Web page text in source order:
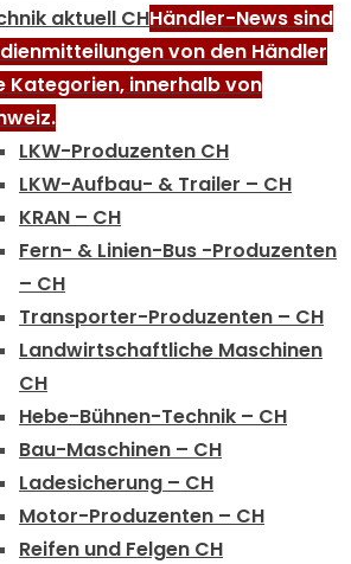
aktuell CHHändler-News sind
von den Händler
Kategorien, innerhalb von
LKW-Produzenten CH
LKW-Aufbau- & Trailer – CH
KRAN – CH
Fern- & Linien-Bus -Produzenten
– CH
Transporter-Produzenten – CH
Landwirtschaftliche Maschinen
CH
Hebe-Bühnen-Technik – CH
Bau-Maschinen – CH
Ladesicherung – CH
Motor-Produzenten – CH
Reifen und Felgen CH